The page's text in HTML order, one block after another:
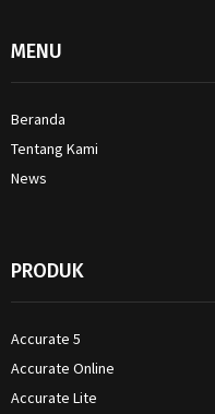
MENU
Beranda
Tentang Kami
News
PRODUK
Accurate 5
Accurate Online
Accurate Lite